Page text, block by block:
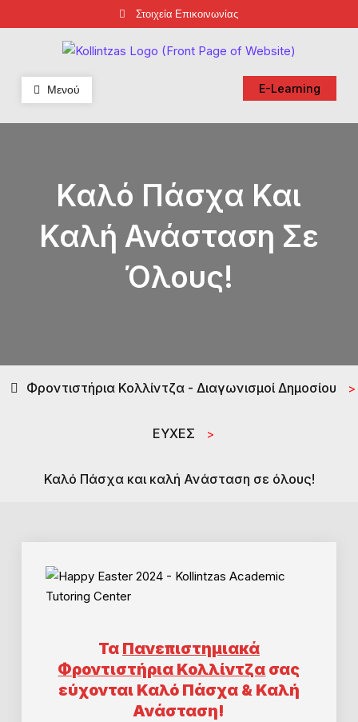
to
Στοιχεία Επικοινωνίας
Φροντιστήρια Κολλίντζα – Διαγωνισμοί Δημοσίου
ΕΣΔΔΑ – ΑΣΕΠ – ΑΑΔΕ – ΕΣΔΙ – ΥΠΕΞ
Μενού E-Learning
Καλό Πάσχα Και
Καλή Ανάσταση Σε
Όλους!
Φροντιστήρια Κολλίντζα - Διαγωνισμοί Δημοσίου >
ΕΥΧΕΣ >
Καλό Πάσχα και καλή Ανάσταση σε όλους!
Τα Πανεπιστημιακά
Φροντιστήρια Κολλίντζα σας
εύχονται Καλό Πάσχα & Καλή
Ανάσταση!